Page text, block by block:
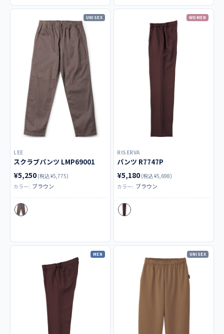
UNISEX
LEE
スクラブパンツ LMP69001
¥5,250 (税込 ¥5,775)
カラー: ブラウン
WOMEN
RISERVA
パンツ R7747P
¥5,180 (税込 ¥5,698)
カラー: ブラウン
MEN UNISEX